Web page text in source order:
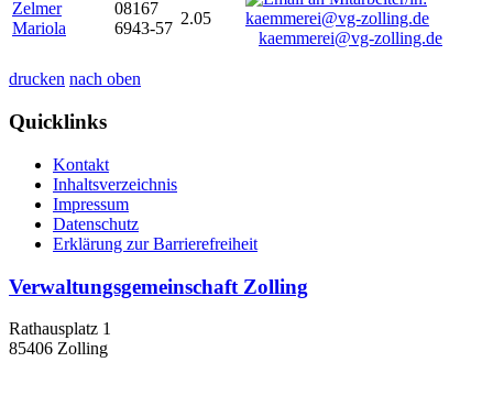
Zelmer
Mariola
08167
6943-57
2.05
kaemmerei@vg-zolling.de
drucken nach oben
Quicklinks
Kontakt
Inhaltsverzeichnis
Impressum
Datenschutz
Erklärung zur Barrierefreiheit
Verwaltungsgemeinschaft Zolling
Rathausplatz 1
85406 Zolling